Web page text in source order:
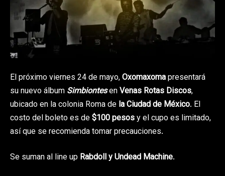
El próximo viernes 24 de mayo,Oxomaxomapresentará
su nuevo álbum SimbiontesenVenas Rotas Discos,
ubicado en la colonia Roma de la Ciudad de México. El
costo del boleto es de$100 pesosy el cupo es limitado,
así que se recomienda tomar precauciones.
Se suman al line up Rabdoll y Undead Machine.